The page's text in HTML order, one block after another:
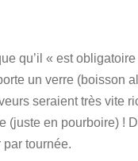
qu’il « est
un verre (boisson
seraient très vite
(juste en pourboire) !
tournée.